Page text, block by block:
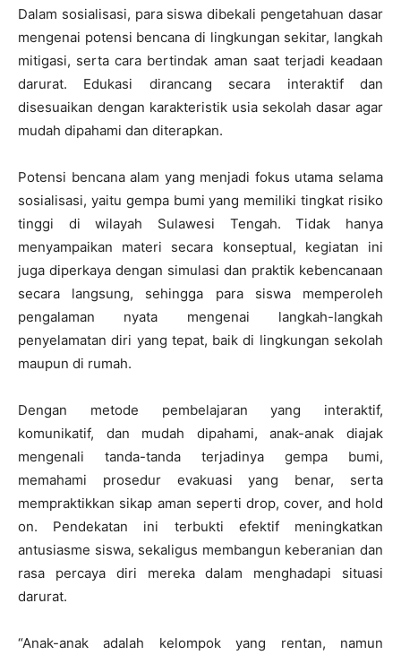
Dalam sosialisasi, para siswa dibekali pengetahuan dasar
mengenai potensi bencana di lingkungan sekitar, langkah
mitigasi, serta cara bertindak aman saat terjadi keadaan
darurat. Edukasi dirancang secara interaktif dan
disesuaikan dengan karakteristik usia sekolah dasar agar
mudah dipahami dan diterapkan.
Potensi bencana alam yang menjadi fokus utama selama
sosialisasi, yaitu gempa bumi yang memiliki tingkat risiko
tinggi di wilayah Sulawesi Tengah. Tidak hanya
menyampaikan materi secara konseptual, kegiatan ini
juga diperkaya dengan simulasi dan praktik kebencanaan
secara langsung, sehingga para siswa memperoleh
pengalaman nyata mengenai langkah-langkah
penyelamatan diri yang tepat, baik di lingkungan sekolah
maupun di rumah.
Dengan metode pembelajaran yang interaktif,
komunikatif, dan mudah dipahami, anak-anak diajak
mengenali tanda-tanda terjadinya gempa bumi,
memahami prosedur evakuasi yang benar, serta
mempraktikkan sikap aman seperti drop, cover, and hold
on. Pendekatan ini terbukti efektif meningkatkan
antusiasme siswa, sekaligus membangun keberanian dan
rasa percaya diri mereka dalam menghadapi situasi
darurat.
“Anak-anak adalah kelompok yang rentan, namun